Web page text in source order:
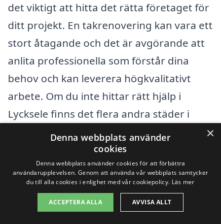
det viktigt att hitta det rätta företaget för
ditt projekt. En takrenovering kan vara ett
stort åtagande och det är avgörande att
anlita professionella som förstår dina
behov och kan leverera högkvalitativt
arbete. Om du inte hittar rätt hjälp i
Lycksele finns det flera andra städer i
närheten som kan erbjuda kompetenta
tjänster för takrenovering.
Det finns många professionella
takrenoveringsföretag i omgivningarna
som kan hjälpa dig. Här är några av de
×
Denna webbplats använder
cookies
Denna webbplats använder cookies för att förbättra
användarupplevelsen. Genom att använda vår webbplats samtycker
du till alla cookies i enlighet med vår cookiepolicy. Läs mer
ACCEPTERA ALLA AVVISA ALLT